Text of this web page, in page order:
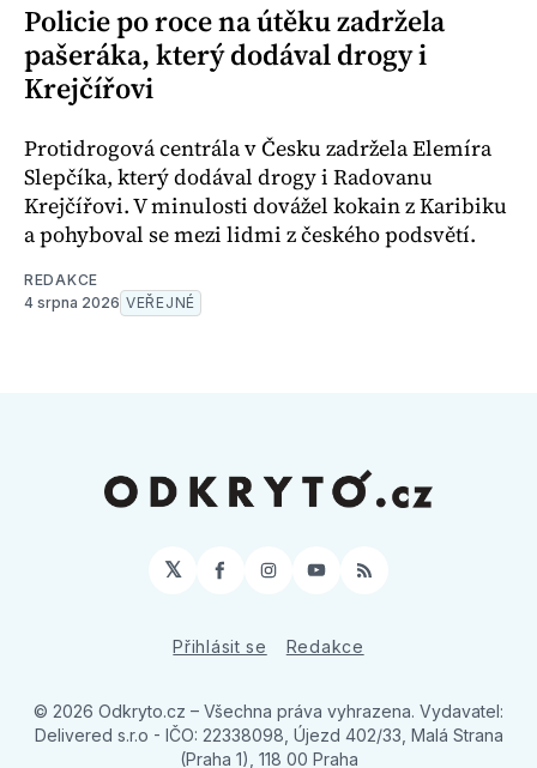
Policie po roce na útěku zadržela
pašeráka, který dodával drogy i
Krejčířovi
Protidrogová centrála v Česku zadržela Elemíra
Slepčíka, který dodával drogy i Radovanu
Krejčířovi. V minulosti dovážel kokain z Karibiku
a pohyboval se mezi lidmi z českého podsvětí.
REDAKCE
4 srpna 2026 VEŘEJNÉ
𝕏 Facebook
Instagram
YouTube
RSS
Přihlásit se Redakce
© 2026 Odkryto.cz – Všechna práva vyhrazena. Vydavatel:
Delivered s.r.o - IČO: 22338098, Újezd 402/33, Malá Strana
(Praha 1), 118 00 Praha